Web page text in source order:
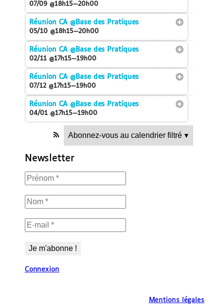
07/09 @18h15—20h00
Réunion CA@Base des Pratiques
05/10 @18h15—20h00
Réunion CA@Base des Pratiques
02/11 @17h15—19h00
Réunion CA@Base des Pratiques
07/12 @17h15—19h00
Réunion CA@Base des Pratiques
04/01 @17h15—19h00
Abonnez-vous au calendrier filtré ▾
Newsletter
Connexion
Mentions légales